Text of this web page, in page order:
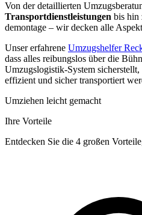
Von der detaillierten
Transportdienstleistungen bis hin
demontage – wir decken alle
Unser erfahrene Umzugshelfer
dass alles reibungslos über die
Umzugslogistik-System
effizient und sicher transportiert
Umziehen leicht gemacht
Ihre Vorteile
Entdecken Sie die 4 großen